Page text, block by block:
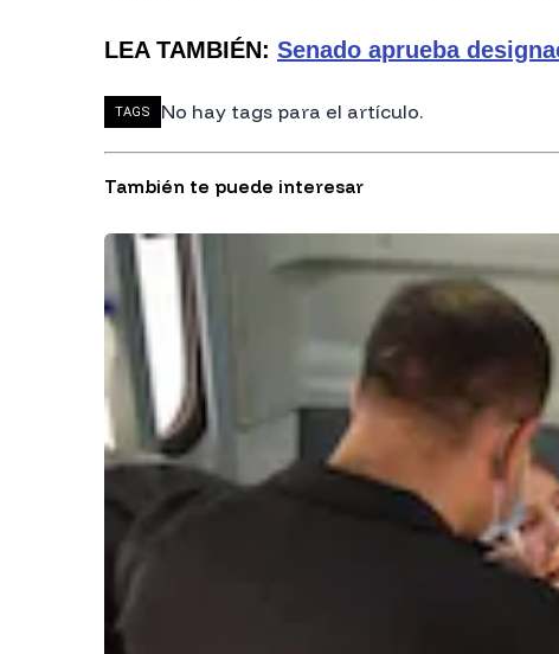
LEA TAMBIÉN: Senado aprueba
TAGS No hay tags para el artículo.
También te puede interesar